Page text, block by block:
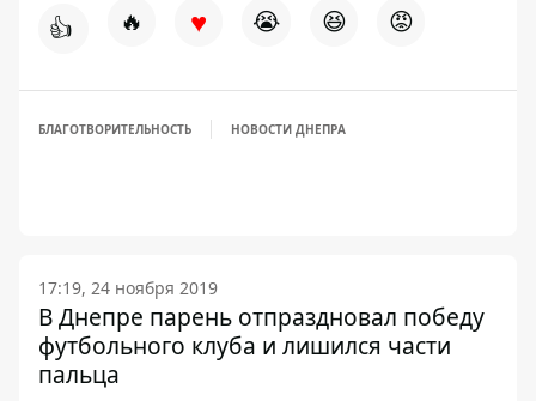
👍 🔥 ♥ 😭 😆 😡
БЛАГОТВОРИТЕЛЬНОСТЬ НОВОСТИ ДНЕПРА
17:19, 24 ноября 2019
В Днепре парень отпраздновал победу
футбольного клуба и лишился части
пальца